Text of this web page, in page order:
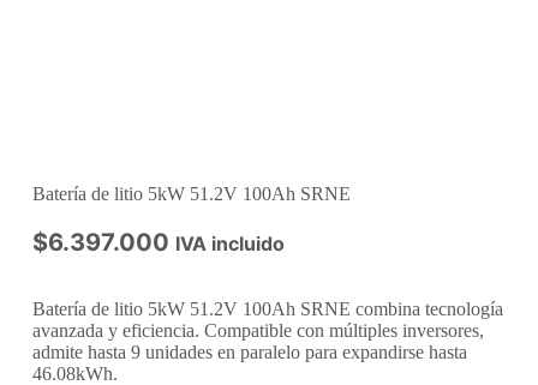
Batería de litio 5kW 51.2V 100Ah SRNE
$6.397.000 IVA incluido
Batería de litio 5kW 51.2V 100Ah SRNE combina tecnología
avanzada y eficiencia. Compatible con múltiples inversores,
admite hasta 9 unidades en paralelo para expandirse hasta
46.08kWh.